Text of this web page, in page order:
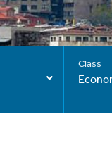
Class